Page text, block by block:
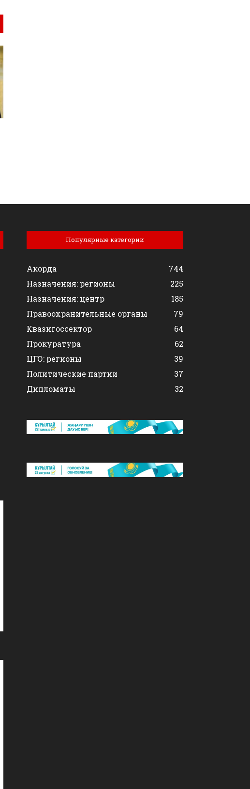
Популярные категории
Акорда
744
Назначения: регионы
225
Назначения: центр
185
Правоохранительные органы
79
Квазигоссектор
64
Прокуратура
62
ЦГО: регионы
39
Политические партии
37
Дипломаты
32